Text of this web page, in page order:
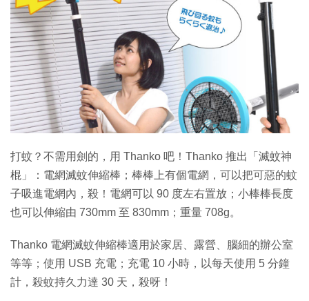
打蚊？不需用劍的，用 Thanko 吧！Thanko 推出「滅蚊神
棍」：電網滅蚊伸縮棒；棒棒上有個電網，可以把可惡的蚊
子吸進電網內，殺！電網可以 90 度左右置放；小棒棒長度
也可以伸縮由 730mm 至 830mm；重量 708g。
Thanko 電網滅蚊伸縮棒適用於家居、露營、腦細的辦公室
等等；使用 USB 充電；充電 10 小時，以每天使用 5 分鐘
計，殺蚊持久力達 30 天，殺呀！